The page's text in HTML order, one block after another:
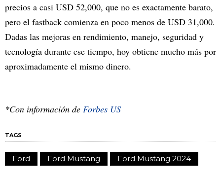
precios a casi USD 52,000, que no es exactamente barato,
pero el fastback comienza en poco menos de USD 31,000.
Dadas las mejoras en rendimiento, manejo, seguridad y
tecnología durante ese tiempo, hoy obtiene mucho más por
aproximadamente el mismo dinero.
*Con información de Forbes US
TAGS
Ford Ford Mustang Ford Mustang 2024